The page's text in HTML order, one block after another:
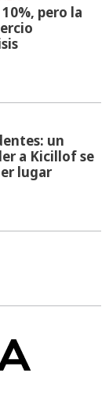
pero la
un
a Kicillof se
lugar